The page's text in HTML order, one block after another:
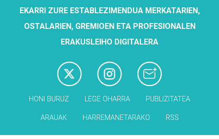
EKARRI ZURE ESTABLEZIMENDUA MERKATARIEN,
OSTALARIEN, GREMIOEN ETA PROFESIONALEN
ERAKUSLEIHO DIGITALERA
HONI BURUZ LEGE OHARRA PUBLIZITATEA
ARAUAK HARREMANETARAKO RSS